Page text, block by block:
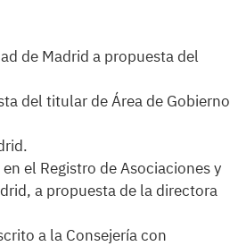
de Madrid a propuesta del
del titular de Área de Gobierno
el Registro de Asociaciones y
a propuesta de la directora
a la Consejería con